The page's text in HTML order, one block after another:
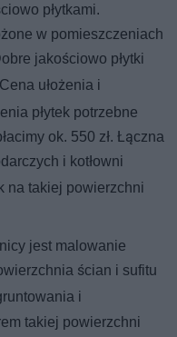
płytkami.
w pomieszczeniach
jakościowo płytki
ułożenia i
płytek potrzebne
ok. 550 zł. Łączna
i kotłowni
na takiej powierzchni
jest malowanie
ścian i sufitu
i
takiej powierzchni